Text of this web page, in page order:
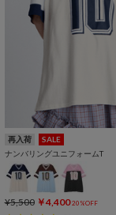
再入荷
SALE
ナンバリングユニフォームT
¥5,500 ￥4,400 20%OFF